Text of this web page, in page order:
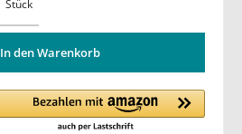
Stück
In den Warenkorb